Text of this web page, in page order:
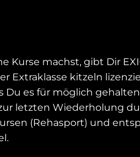
Kurse machst, gibt Dir
Extraklasse kitzeln
Du es für möglich
letzten Wiederholung
(Rehasport) und